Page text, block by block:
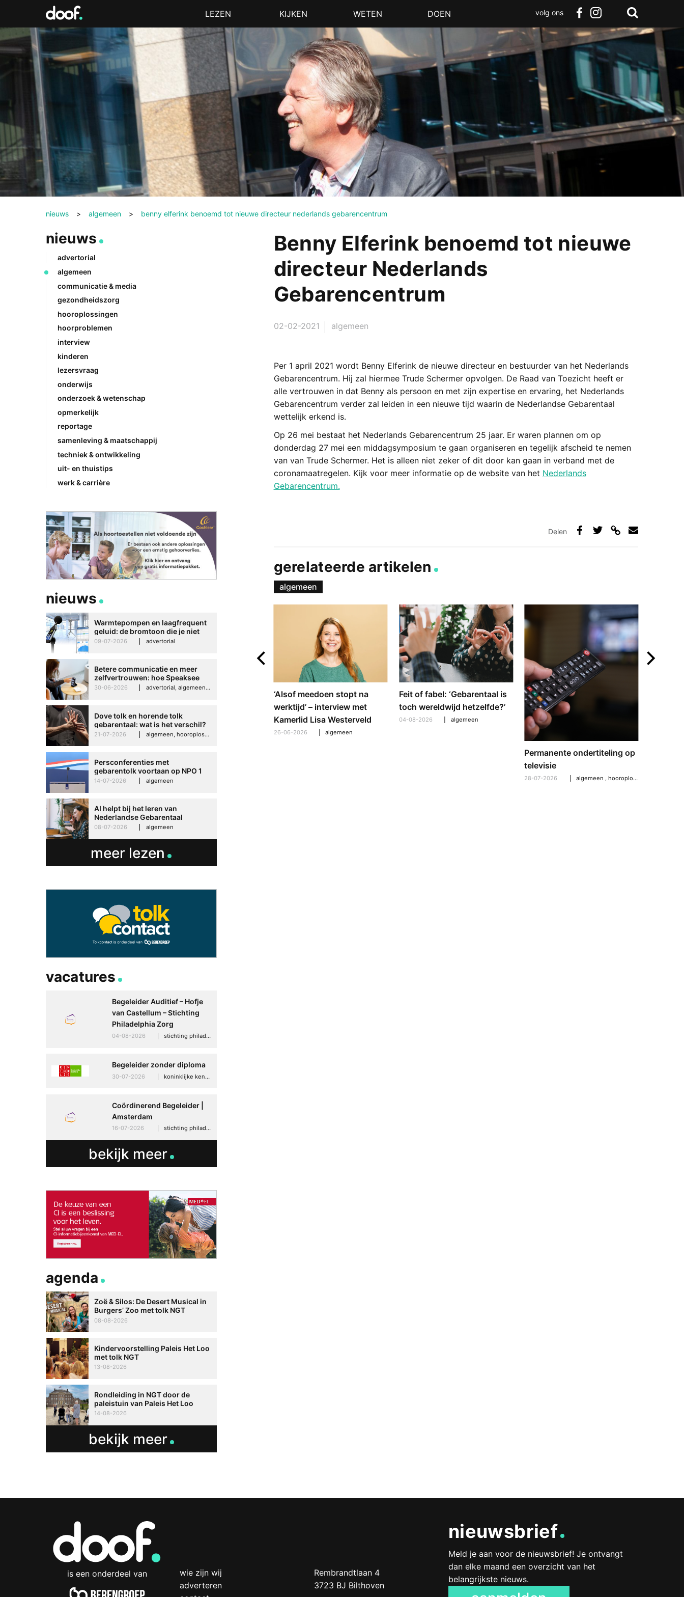
MenuLEZEN KIJKEN WETEN DOEN
volg ons
nieuws > algemeen > benny elferink benoemd tot nieuwe directeur nederlands gebarencentrum
Benny Elferink benoemd tot nieuwe
directeur Nederlands
Gebarencentrum
02-02-2021 algemeen
Per 1 april 2021 wordt Benny Elferink de nieuwe directeur en bestuurder van het Nederlands
Gebarencentrum. Hij zal hiermee Trude Schermer opvolgen. De Raad van Toezicht heeft er
alle vertrouwen in dat Benny als persoon en met zijn expertise en ervaring, het Nederlands
Gebarencentrum verder zal leiden in een nieuwe tijd waarin de Nederlandse Gebarentaal
wettelijk erkend is.
Op 26 mei bestaat het Nederlands Gebarencentrum 25 jaar. Er waren plannen om op
donderdag 27 mei een middagsymposium te gaan organiseren en tegelijk afscheid te nemen
van van Trude Schermer. Het is alleen niet zeker of dit door kan gaan in verband met de
coronamaatregelen. Kijk voor meer informatie op de website van het Nederlands
Gebarencentrum.
Delen
gerelateerde artikelen
algemeen
Feit of fabel: ‘Gebarentaal is
toch wereldwijd hetzelfde?’
04-08-2026 algemeen
Permanente ondertiteling op
televisie
28-07-2026 algemeen ,hooroplossingen
Betere communicatie en
Speaksee Imelda helpt om te
groeien in haar werk
‘Alsof meedoen stopt na
werktijd’ – interview met
Kamerlid Lisa Westerveld
26-06-2026 algemeen
nieuws
advertorial
algemeen
communicatie & media
gezondheidszorg
hooroplossingen
hoorproblemen
interview
kinderen
lezersvraag
onderwijs
onderzoek & wetenschap
opmerkelijk
reportage
samenleving & maatschappij
techniek & ontwikkeling
uit- en thuistips
werk & carrière
nieuws
Warmtepompen en laagfrequent
geluid: de bromtoon die je niet
kunt negeren
09-07-2026 advertorial
Betere communicatie en meer
zelfvertrouwen: hoe Speaksee
Imelda helpt om te groeien in
30-06-2026 advertorial, algemeen, hooroplossingen, interview
Dove tolk en horende tolk
gebarentaal: wat is het verschil?
21-07-2026 algemeen, hooroplossingen, hoorproblemen, samenleving & maatschappij
Persconferenties met
gebarentolk voortaan op NPO 1
Extra
14-07-2026 algemeen
AI helpt bij het leren van
Nederlandse Gebarentaal
08-07-2026 algemeen
meer lezen
vacatures
Begeleider Auditief – Hofje
van Castellum – Stichting
Philadelphia Zorg
04-08-2026 stichting philadelphia zorg, den haag
Begeleider zonder diploma
30-07-2026 koninklijke kentalis, scheveningen
Coördinerend Begeleider |
Amsterdam
16-07-2026 stichting philadelphia zorg, amsterdam
bekijk meer
agenda
Zoë & Silos: De Desert Musical in
Burgers’ Zoo met tolk NGT
08-08-2026
Kindervoorstelling Paleis Het Loo
met tolk NGT
13-08-2026
Rondleiding in NGT door de
paleistuin van Paleis Het Loo
14-08-2026
bekijk meer
Doof.nl
Zoeken
Terug
naar
boven
is een onderdeel van
wie zijn wij
adverteren
Doof.nl
work
Rembrandtlaan 4
3723 BJ Bilthoven
nieuwsbrief
Meld je aan voor de nieuwsbrief! Je ontvangt
dan elke maand een overzicht van het
belangrijkste nieuws.